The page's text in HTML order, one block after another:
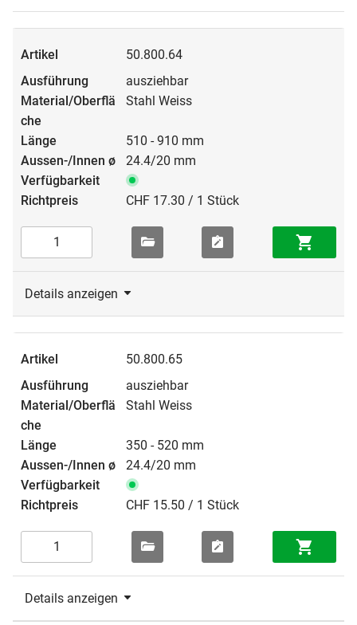
50.800.64
ausziehbar
Stahl Weiss
510 - 910 mm
24.4/20 mm
CHF 17.30 / 1 Stück
Details anzeigen
50.800.65
ausziehbar
Stahl Weiss
350 - 520 mm
24.4/20 mm
CHF 15.50 / 1 Stück
Details anzeigen